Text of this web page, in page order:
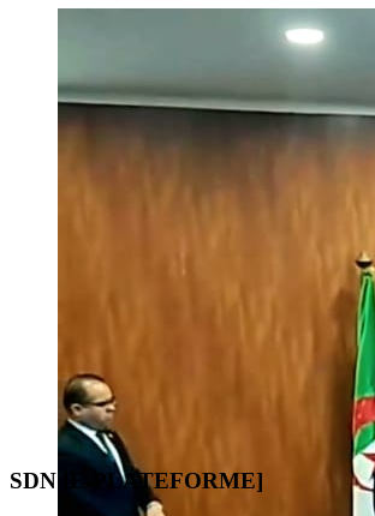
SDN [E-PLATEFORME]